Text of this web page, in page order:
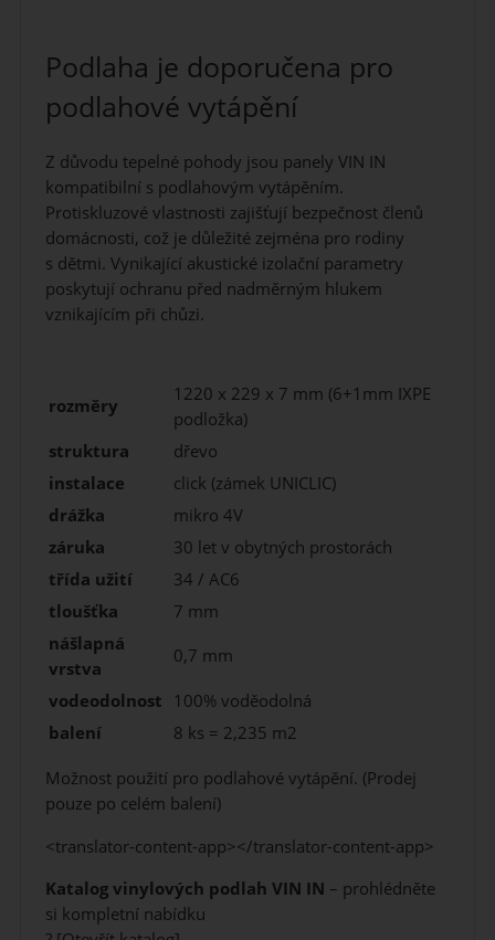
Podlaha je doporučena pro
podlahové vytápění
Z důvodu tepelné pohody jsou panely VIN IN
kompatibilní s podlahovým vytápěním.
Protiskluzové vlastnosti zajišťují bezpečnost členů
domácnosti, což je důležité zejména pro rodiny
s dětmi. Vynikající akustické izolační parametry
poskytují ochranu před nadměrným hlukem
vznikajícím při chůzi.
rozměry
1220 x 229 x 7 mm (6+1mm IXPE
podložka)
struktura
dřevo
instalace
click (zámek UNICLIC)
drážka
mikro 4V
záruka
30 let v obytných prostorách
třída užití
34 / AC6
tloušťka
7 mm
nášlapná
vrstva
0,7 mm
vodeodolnost
100% voděodolná
balení
8 ks = 2,235 m2
Možnost použití pro podlahové vytápění. (Prodej
pouze po celém balení)
<translator-content-app></translator-content-app>
Katalog vinylových podlah VIN IN – prohlédněte
si kompletní nabídku